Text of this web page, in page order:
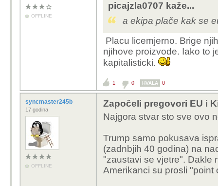
OFFLINE
picajzla0707 kaže...
a ekipa plače kak se
Placu licemjerno. Brige
njihove proizvode. Iako to
kapitalisticki.
1 0 HVALA 0
syncmaster245b
17 godina
OFFLINE
Započeli pregovori EU i
Najgora stvar sto sve ovo
Trump samo pokusava
(zadnbjih 40 godina) na
"zaustavi se vjetre". Dakle
Amerikanci su prosli "point